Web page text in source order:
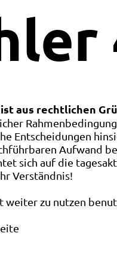
aus rechtlichen
Entscheidungen
Aufwand
sich auf die
Verständnis!
weiter zu nutzen